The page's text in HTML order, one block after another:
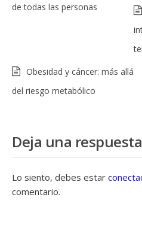
de todas las personas
Obesidad y cáncer: más allá
del riesgo metabólico
Deja una respuesta
Lo siento, debes estar
comentario.